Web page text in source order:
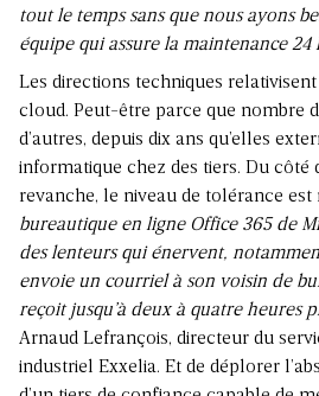
tout le temps sans que nous ayons
équipe qui assure la maintenance 24
Les directions techniques
cloud. Peut-être parce que nombre
d’autres, depuis dix ans qu’elles
informatique chez des tiers. Du côté
revanche, le niveau de tolérance est
bureautique en ligne Office 365 de
des lenteurs qui énervent,
envoie un courriel à son voisin de
reçoit jusqu’à deux à quatre heures
Arnaud Lefrançois, directeur du
industriel Exxelia. Et de déplorer